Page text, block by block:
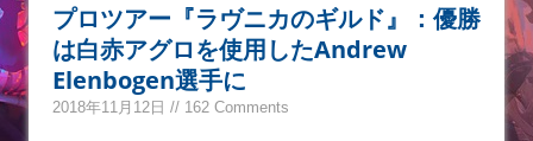
プロツアー『ラヴニカのギルド』：優勝
は白赤アグロを使用したAndrew
Elenbogen選手に
2018年11月12日 // 162 Comments